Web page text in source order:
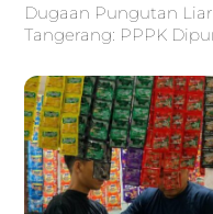
Dugaan Pungutan
Tangerang: PPPK